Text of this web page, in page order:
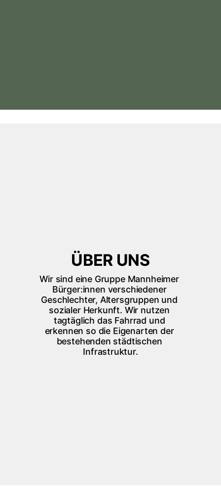
ÜBER UNS
Wir sind eine Gruppe Mannheimer
Bürger:innen verschiedener
Geschlechter, Altersgruppen und
sozialer Herkunft. Wir nutzen
tagtäglich das Fahrrad und
erkennen so die Eigenarten der
bestehenden städtischen
Infrastruktur.